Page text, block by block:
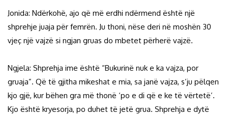
Jonida: Ndërkohë, ajo që më erdhi ndërmend është një
shprehje juaja për femrën. Ju thoni, nëse deri në moshën 30
vjeç një vajzë si ngjan gruas do mbetet përherë vajzë.
Ngjela: Shprehja ime është “Bukurinë nuk e ka vajza, por
gruaja”. Që të gjitha mikeshat e mia, sa janë vajza, s’ju pëlqen
kjo gjë, kur bëhen gra më thonë ‘po e di që e ke të vërtetë’.
Kjo është kryesorja, po duhet të jetë grua. Shprehja e dytë